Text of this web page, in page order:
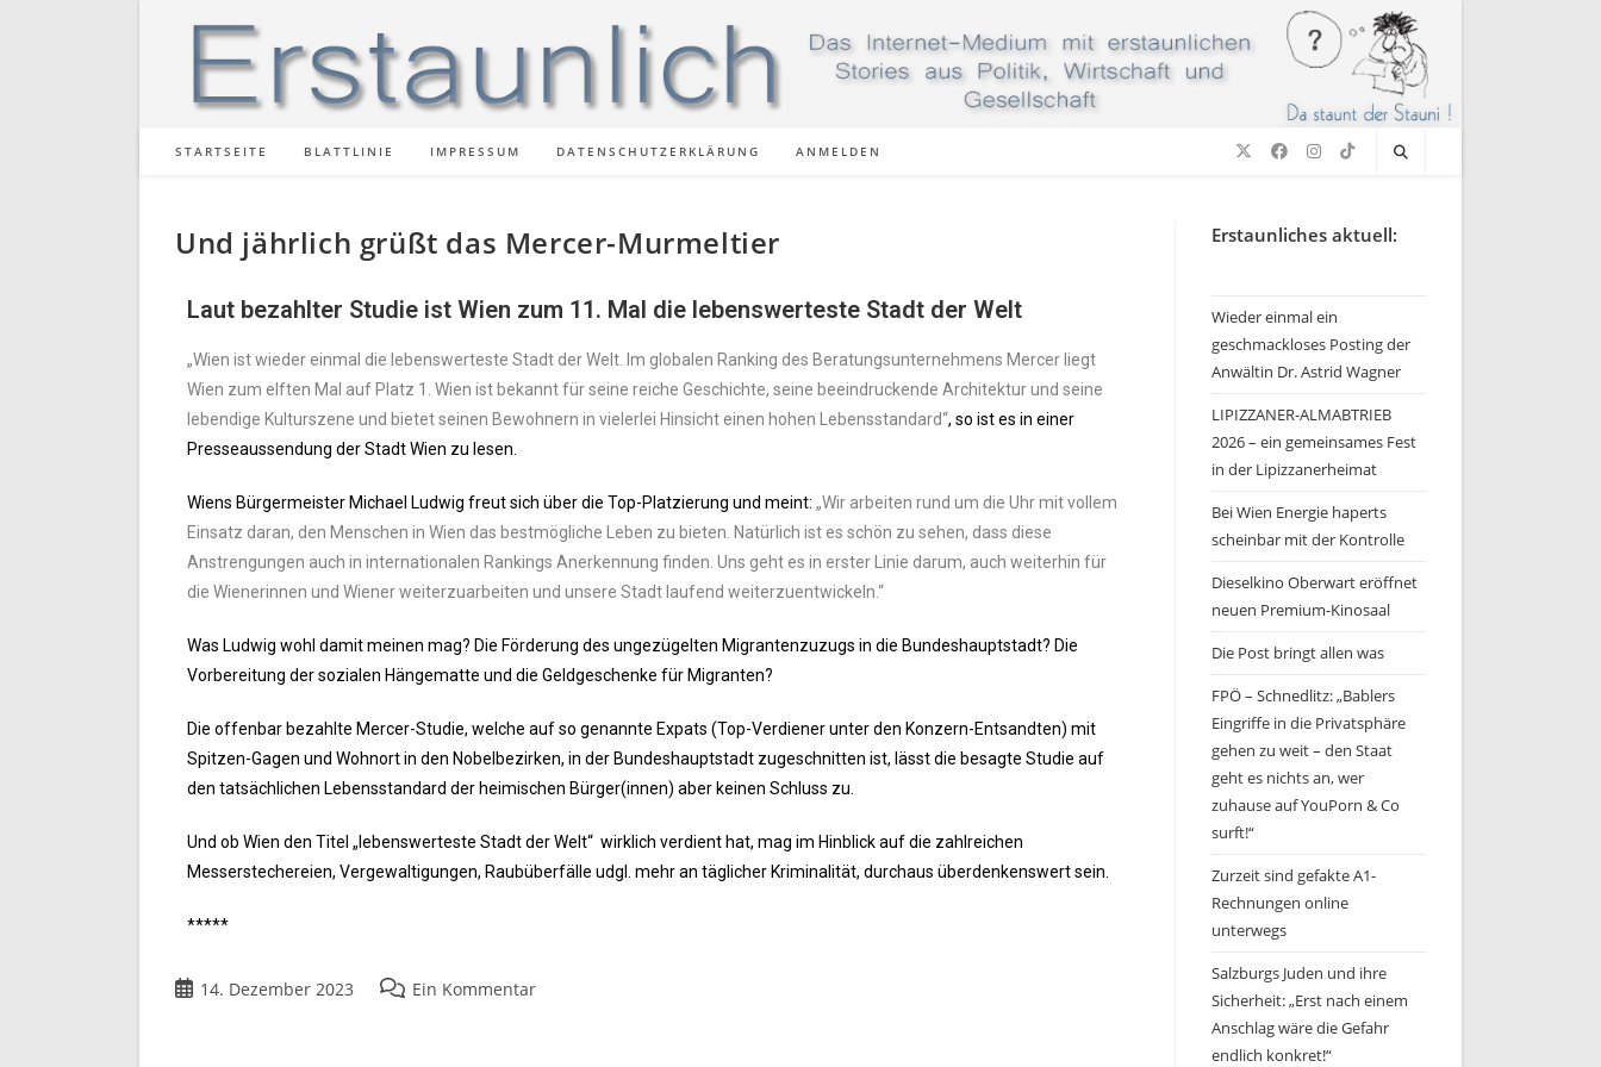
STARTSEITE BLATTLINIE IMPRESSUM DATENSCHUTZERKLÄRUNG ANMELDEN
Und jährlich grüßt das Mercer-Murmeltier
Laut bezahlter Studie ist Wien zum 11. Mal die lebenswerteste Stadt der Welt
„Wien ist wieder einmal die lebenswerteste Stadt der Welt. Im globalen Ranking des Beratungsunternehmens Mercer liegt
Wien zum elften Mal auf Platz 1. Wien ist bekannt für seine reiche Geschichte, seine beeindruckende Architektur und seine
lebendige Kulturszene und bietet seinen Bewohnern in vielerlei Hinsicht einen hohen Lebensstandard“, so ist es in einer
Presseaussendung der Stadt Wien zu lesen.
Wiens Bürgermeister Michael Ludwig freut sich über die Top-Platzierung und meint: „Wir arbeiten rund um die Uhr mit vollem
Einsatz daran, den Menschen in Wien das bestmögliche Leben zu bieten. Natürlich ist es schön zu sehen, dass diese
Anstrengungen auch in internationalen Rankings Anerkennung finden. Uns geht es in erster Linie darum, auch weiterhin für
die Wienerinnen und Wiener weiterzuarbeiten und unsere Stadt laufend weiterzuentwickeln.“
Was Ludwig wohl damit meinen mag? Die Förderung des ungezügelten Migrantenzuzugs in die Bundeshauptstadt? Die
Vorbereitung der sozialen Hängematte und die Geldgeschenke für Migranten?
Die offenbar bezahlte Mercer-Studie, welche auf so genannte Expats (Top-Verdiener unter den Konzern-Entsandten) mit
Spitzen-Gagen und Wohnort in den Nobelbezirken, in der Bundeshauptstadt zugeschnitten ist, lässt die besagte Studie auf
den tatsächlichen Lebensstandard der heimischen Bürger(innen) aber keinen Schluss zu.
Und ob Wien den Titel „lebenswerteste Stadt der Welt“ wirklich verdient hat, mag im Hinblick auf die zahlreichen
Messerstechereien, Vergewaltigungen, Raubüberfälle udgl. mehr an täglicher Kriminalität, durchaus überdenkenswert sein.
*****
14. Dezember 2023 Ein Kommentar
Erstaunliches aktuell:
Wieder einmal ein
geschmackloses Posting der
Anwältin Dr. Astrid Wagner
LIPIZZANER-ALMABTRIEB
2026 – ein gemeinsames Fest
in der Lipizzanerheimat
Bei Wien Energie haperts
scheinbar mit der Kontrolle
Dieselkino Oberwart eröffnet
neuen Premium-Kinosaal
Die Post bringt allen was
FPÖ – Schnedlitz: „Bablers
Eingriffe in die Privatsphäre
gehen zu weit – den Staat
geht es nichts an, wer
zuhause auf YouPorn & Co
surft!“
Zurzeit sind gefakte A1-
Rechnungen online
unterwegs
Salzburgs Juden und ihre
Sicherheit: „Erst nach einem
Anschlag wäre die Gefahr
endlich konkret!“